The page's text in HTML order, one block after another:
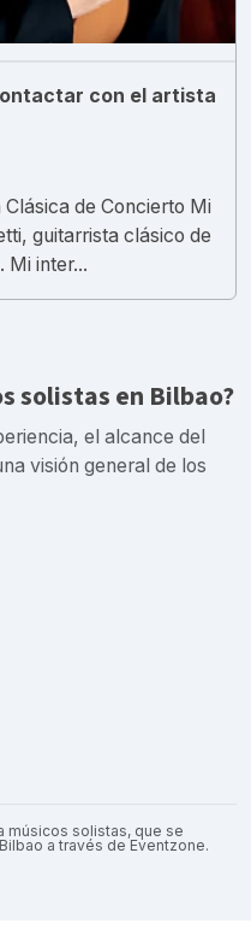
con el artista
de Concierto Mi
guitarrista clásico de
Mi inter...
solistas en Bilbao?
el alcance del
visión general de los
músicos solistas, que se
a través de Eventzone.